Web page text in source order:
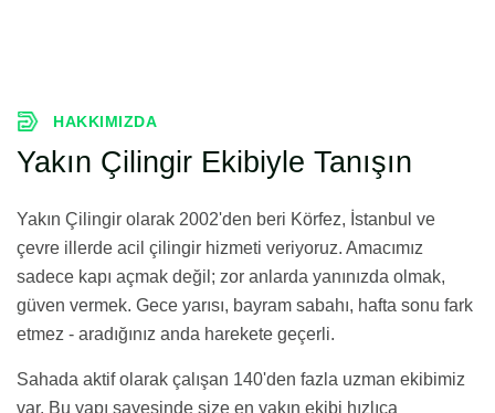
HAKKIMIZDA
Yakın Çilingir Ekibiyle Tanışın
Yakın Çilingir olarak 2002'den beri Körfez, İstanbul ve
çevre illerde acil çilingir hizmeti veriyoruz. Amacımız
sadece kapı açmak değil; zor anlarda yanınızda olmak,
güven vermek. Gece yarısı, bayram sabahı, hafta sonu fark
etmez - aradığınız anda harekete geçerli.
Sahada aktif olarak çalışan 140'den fazla uzman ekibimiz
var. Bu yapı sayesinde size en yakın ekibi hızlıca